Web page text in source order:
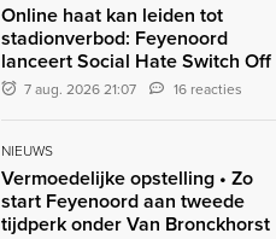
Online haat kan leiden tot
stadionverbod: Feyenoord
lanceert Social Hate Switch Off
7 aug. 2026 21:07 16 reacties
NIEUWS
Vermoedelijke opstelling • Zo
start Feyenoord aan tweede
tijdperk onder Van Bronckhorst